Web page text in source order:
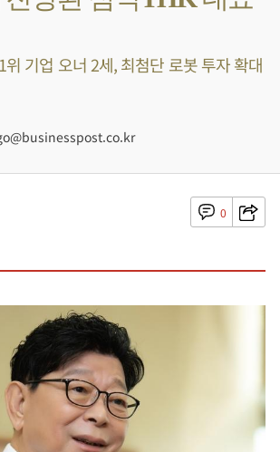
기업 오너 2세, 최첨단 로봇 투자 확대
0